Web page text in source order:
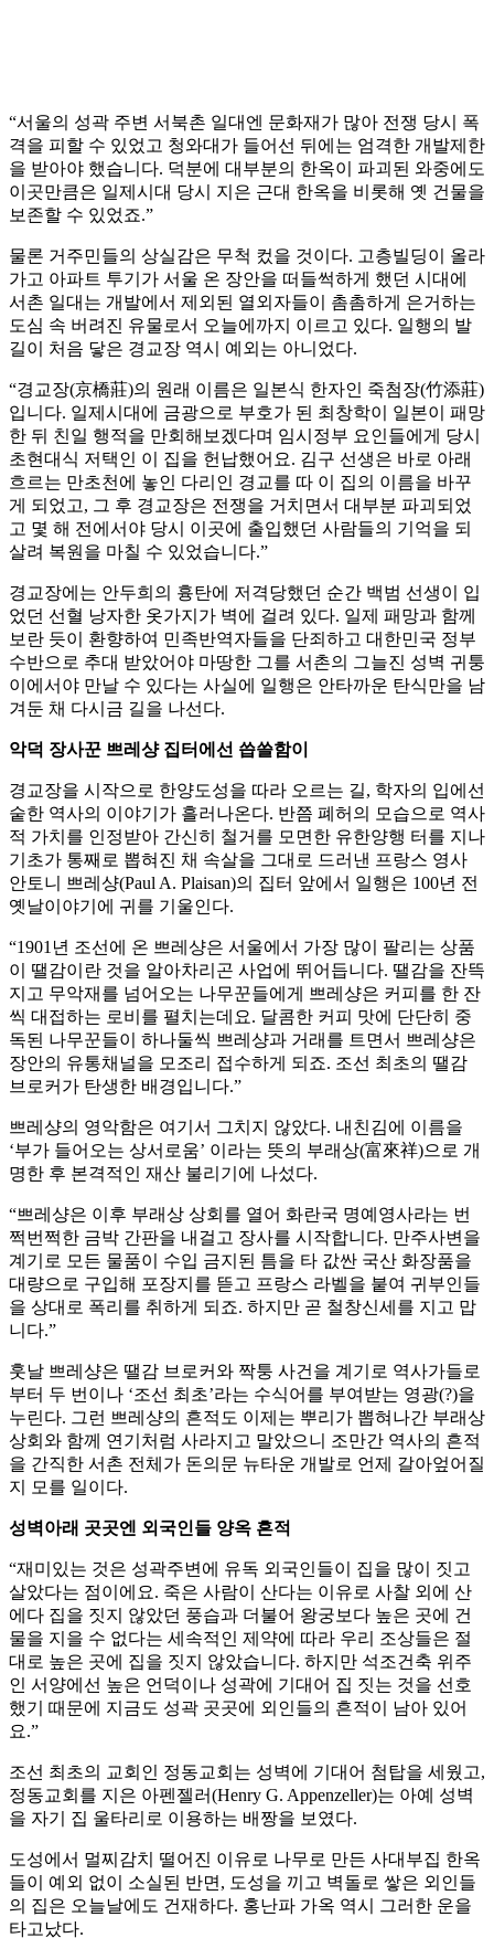
“서울의 성곽 주변 서북촌 일대엔 문화재가 많아 전쟁 당시 폭
격을 피할 수 있었고 청와대가 들어선 뒤에는 엄격한 개발제한
을 받아야 했습니다. 덕분에 대부분의 한옥이 파괴된 와중에도
이곳만큼은 일제시대 당시 지은 근대 한옥을 비롯해 옛 건물을
보존할 수 있었죠.”
물론 거주민들의 상실감은 무척 컸을 것이다. 고층빌딩이 올라
가고 아파트 투기가 서울 온 장안을 떠들썩하게 했던 시대에
서촌 일대는 개발에서 제외된 열외자들이 촘촘하게 은거하는
도심 속 버려진 유물로서 오늘에까지 이르고 있다. 일행의 발
길이 처음 닿은 경교장 역시 예외는 아니었다.
“경교장(京橋莊)의 원래 이름은 일본식 한자인 죽첨장(竹添莊)
입니다. 일제시대에 금광으로 부호가 된 최창학이 일본이 패망
한 뒤 친일 행적을 만회해보겠다며 임시정부 요인들에게 당시
초현대식 저택인 이 집을 헌납했어요. 김구 선생은 바로 아래
흐르는 만초천에 놓인 다리인 경교를 따 이 집의 이름을 바꾸
게 되었고, 그 후 경교장은 전쟁을 거치면서 대부분 파괴되었
고 몇 해 전에서야 당시 이곳에 출입했던 사람들의 기억을 되
살려 복원을 마칠 수 있었습니다.”
경교장에는 안두희의 흉탄에 저격당했던 순간 백범 선생이 입
었던 선혈 낭자한 옷가지가 벽에 걸려 있다. 일제 패망과 함께
보란 듯이 환향하여 민족반역자들을 단죄하고 대한민국 정부
수반으로 추대 받았어야 마땅한 그를 서촌의 그늘진 성벽 귀퉁
이에서야 만날 수 있다는 사실에 일행은 안타까운 탄식만을 남
겨둔 채 다시금 길을 나선다.
악덕 장사꾼 쁘레샹 집터에선 씁쓸함이
경교장을 시작으로 한양도성을 따라 오르는 길, 학자의 입에선
숱한 역사의 이야기가 흘러나온다. 반쯤 폐허의 모습으로 역사
적 가치를 인정받아 간신히 철거를 모면한 유한양행 터를 지나
기초가 통째로 뽑혀진 채 속살을 그대로 드러낸 프랑스 영사
안토니 쁘레샹(Paul A. Plaisan)의 집터 앞에서 일행은 100년 전
옛날이야기에 귀를 기울인다.
“1901년 조선에 온 쁘레샹은 서울에서 가장 많이 팔리는 상품
이 땔감이란 것을 알아차리곤 사업에 뛰어듭니다. 땔감을 잔뜩
지고 무악재를 넘어오는 나무꾼들에게 쁘레샹은 커피를 한 잔
씩 대접하는 로비를 펼치는데요. 달콤한 커피 맛에 단단히 중
독된 나무꾼들이 하나둘씩 쁘레샹과 거래를 트면서 쁘레샹은
장안의 유통채널을 모조리 접수하게 되죠. 조선 최초의 땔감
브로커가 탄생한 배경입니다.”
쁘레샹의 영악함은 여기서 그치지 않았다. 내친김에 이름을
‘부가 들어오는 상서로움’ 이라는 뜻의 부래상(富來祥)으로 개
명한 후 본격적인 재산 불리기에 나섰다.
“쁘레샹은 이후 부래상 상회를 열어 화란국 명예영사라는 번
쩍번쩍한 금박 간판을 내걸고 장사를 시작합니다. 만주사변을
계기로 모든 물품이 수입 금지된 틈을 타 값싼 국산 화장품을
대량으로 구입해 포장지를 뜯고 프랑스 라벨을 붙여 귀부인들
을 상대로 폭리를 취하게 되죠. 하지만 곧 철창신세를 지고 맙
니다.”
훗날 쁘레샹은 땔감 브로커와 짝퉁 사건을 계기로 역사가들로
부터 두 번이나 ‘조선 최초’라는 수식어를 부여받는 영광(?)을
누린다. 그런 쁘레샹의 흔적도 이제는 뿌리가 뽑혀나간 부래상
상회와 함께 연기처럼 사라지고 말았으니 조만간 역사의 흔적
을 간직한 서촌 전체가 돈의문 뉴타운 개발로 언제 갈아엎어질
지 모를 일이다.
성벽아래 곳곳엔 외국인들 양옥 흔적
“재미있는 것은 성곽주변에 유독 외국인들이 집을 많이 짓고
살았다는 점이에요. 죽은 사람이 산다는 이유로 사찰 외에 산
에다 집을 짓지 않았던 풍습과 더불어 왕궁보다 높은 곳에 건
물을 지을 수 없다는 세속적인 제약에 따라 우리 조상들은 절
대로 높은 곳에 집을 짓지 않았습니다. 하지만 석조건축 위주
인 서양에선 높은 언덕이나 성곽에 기대어 집 짓는 것을 선호
했기 때문에 지금도 성곽 곳곳에 외인들의 흔적이 남아 있어
요.”
조선 최초의 교회인 정동교회는 성벽에 기대어 첨탑을 세웠고,
정동교회를 지은 아펜젤러(Henry G. Appenzeller)는 아예 성벽
을 자기 집 울타리로 이용하는 배짱을 보였다.
도성에서 멀찌감치 떨어진 이유로 나무로 만든 사대부집 한옥
들이 예외 없이 소실된 반면, 도성을 끼고 벽돌로 쌓은 외인들
의 집은 오늘날에도 건재하다. 홍난파 가옥 역시 그러한 운을
타고났다.